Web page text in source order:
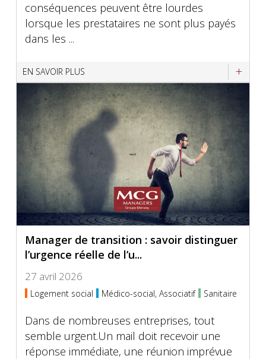
conséquences peuvent être lourdes
lorsque les prestataires ne sont plus payés
dans les ...
EN SAVOIR PLUS
Manager de transition : savoir distinguer
l’urgence réelle de l’u...
27 avril 2026
Logement social Médico-social, Associatif Sanitaire
Dans de nombreuses entreprises, tout
semble urgent.Un mail doit recevoir une
réponse immédiate, une réunion imprévue